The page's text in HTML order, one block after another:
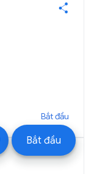
Bắt đầu
Bắt đầu